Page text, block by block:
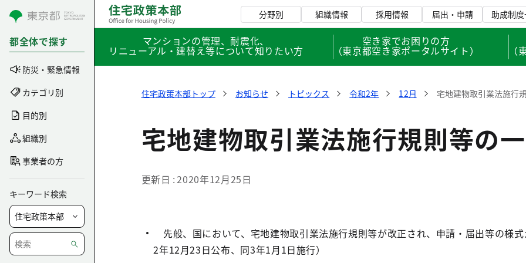
コンテンツにスキップ
都全体で探す
防災・緊急情報
カテゴリ別
目的別
組織別
事業者の方
キーワード検索
分野別 組織情報 採用情報 届出・申請 助成制
マンションの管理、耐震化、
リニューアル・建替え等について知りたい方
空き家でお困りの方
（東京都空き家ポータルサイト）
住宅政策本部トップ お知らせ トピックス 令和2年 12月 宅地建物取引業法施行
宅地建物取引業法施行規則等の
更新日 2020年12月25日
先般、国において、宅地建物取引業法施行規則等が改正され、申請・届出等の様
2年12月23日公布、同3年1月1日施行）